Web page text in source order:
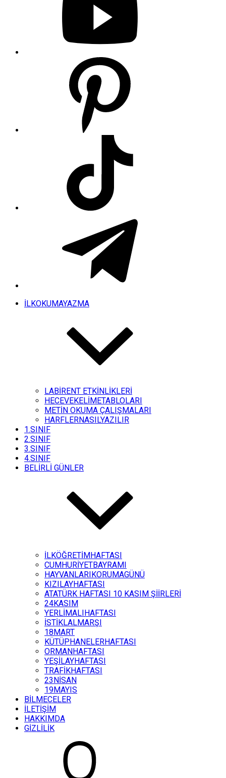
İLKOKUMAYAZMA
LABİRENT ETKİNLİKLERİ
HECEVEKELİMETABLOLARI
METİN OKUMA ÇALIŞMALARI
HARFLERNASILYAZILIR
1.SINIF
2.SINIF
3.SINIF
4.SINIF
BELİRLİ GÜNLER
İLKÖĞRETİMHAFTASI
CUMHURİYETBAYRAMI
HAYVANLARIKORUMAGÜNÜ
KIZILAYHAFTASI
ATATÜRK HAFTASI 10 KASIM ŞİİRLERİ
24KASIM
YERLİMALIHAFTASI
İSTİKLALMARŞI
18MART
KÜTÜPHANELERHAFTASI
ORMANHAFTASI
YEŞİLAYHAFTASI
TRAFİKHAFTASI
23NİSAN
19MAYIS
BİLMECELER
İLETİŞİM
HAKKIMDA
GİZLİLİK